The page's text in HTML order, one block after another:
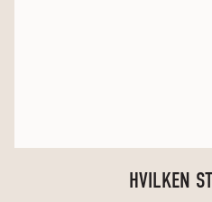
HVILKEN